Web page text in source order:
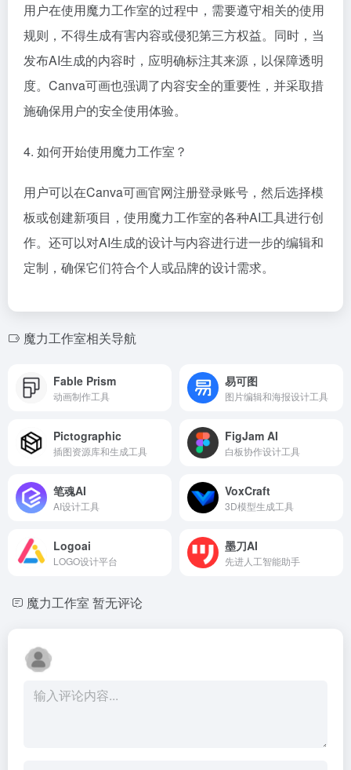
用户在使用魔力工作室的过程中，需要遵守相关的使用
规则，不得生成有害内容或侵犯第三方权益。同时，当
发布AI生成的内容时，应明确标注其来源，以保障透明
度。Canva可画也强调了内容安全的重要性，并采取措
施确保用户的安全使用体验。
4. 如何开始使用魔力工作室？
用户可以在Canva可画官网注册登录账号，然后选择模
板或创建新项目，使用魔力工作室的各种AI工具进行创
作。还可以对AI生成的设计与内容进行进一步的编辑和
定制，确保它们符合个人或品牌的设计需求。
魔力工作室相关导航
Fable Prism
动画制作工具
易可图
图片编辑和海报设计工具
Pictographic
插图资源库和生成工具
FigJam AI
白板协作设计工具
笔魂AI
AI设计工具
VoxCraft
3D模型生成工具
Logoai
LOGO设计平台
墨刀AI
先进人工智能助手
魔力工作室 暂无评论